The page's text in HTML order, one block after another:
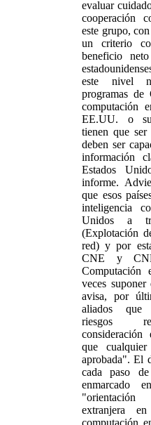
evaluar
cooperación
este grupo,
un criterio
beneficio
este nivel
programas de
computación
EE.UU. o
tienen que ser
deben ser
información
Estados
informe.
que esos
inteligencia
Unidos a
(Explotación
red) y por
CNE y
Computación
veces
avisa, por
aliados que
riesgos
consideración
que cualquier
aprobada". El
cada paso
enmarcado
"orientación
extranjera
computación